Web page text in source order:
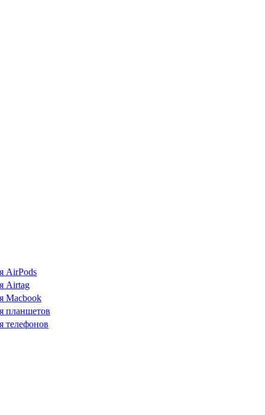
AirPods
Airtag
Macbook
планшетов
телефонов